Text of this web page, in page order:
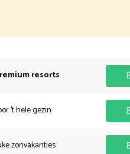
resorts
't hele gezin
zonvakanties